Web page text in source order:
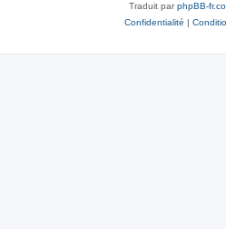
Traduit parphpBB-
Confidentialité |